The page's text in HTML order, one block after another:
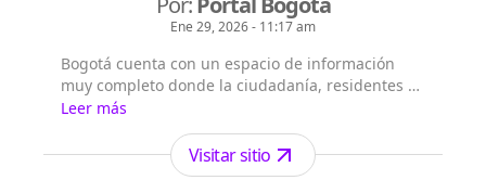
Ene 29, 2026 - 11:17 am
Bogotá cuenta con un espacio de información
muy completo donde la ciudadanía, residentes y
extranjeros pueden consultar la información que
les interesa sobre Bogotá, su historia, sus
localidades, la gestión y principales noticias de la
Administración Distrital.
Leer más
Visitar sitio